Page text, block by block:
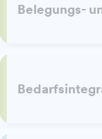
Belegungs-